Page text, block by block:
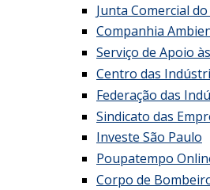
Junta Comercial do
Companhia
Serviço de Apoio
Centro das
Federação das
Sindicato das
Investe São Paulo
Poupatempo
Corpo de